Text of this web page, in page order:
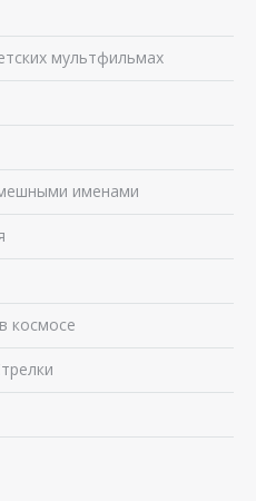
мультфильмах
именами
космосе